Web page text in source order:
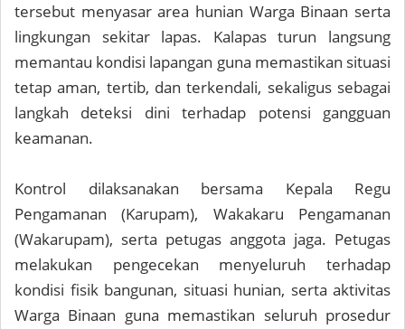
tersebut menyasar area hunian Warga Binaan serta
lingkungan sekitar lapas. Kalapas turun langsung
memantau kondisi lapangan guna memastikan situasi
tetap aman, tertib, dan terkendali, sekaligus sebagai
langkah deteksi dini terhadap potensi gangguan
keamanan.
Kontrol dilaksanakan bersama Kepala Regu
Pengamanan (Karupam), Wakakaru Pengamanan
(Wakarupam), serta petugas anggota jaga. Petugas
melakukan pengecekan menyeluruh terhadap
kondisi fisik bangunan, situasi hunian, serta aktivitas
Warga Binaan guna memastikan seluruh prosedur